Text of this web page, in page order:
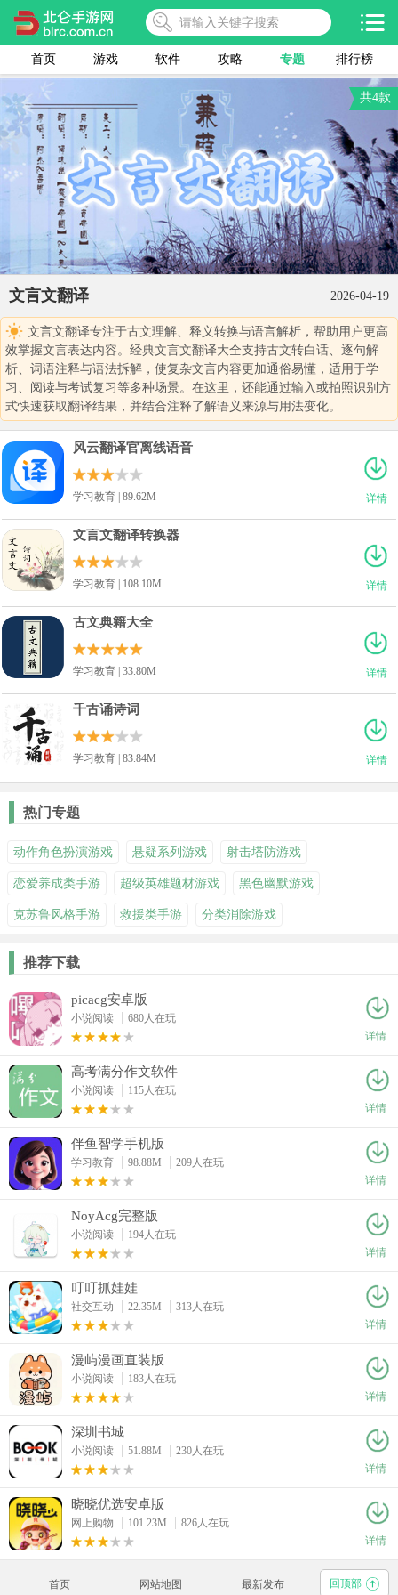
首页 游戏 软件 攻略 专题 排行榜
共4款
文言文翻译 2026-04-19
文言文翻译专注于古文理解、释义转换与语言解析，帮助用户更高
效掌握文言表达内容。经典文言文翻译大全支持古文转白话、逐句解
析、词语注释与语法拆解，使复杂文言内容更加通俗易懂，适用于学
习、阅读与考试复习等多种场景。在这里，还能通过输入或拍照识别方
式快速获取翻译结果，并结合注释了解语义来源与用法变化。
详情
风云翻译官离线语音
学习教育 | 89.62M
详情
文言文翻译转换器
学习教育 | 108.10M
详情
古文典籍大全
学习教育 | 33.80M
详情
千古诵诗词
学习教育 | 83.84M
热门专题
动作角色扮演游戏 悬疑系列游戏 射击塔防游戏
恋爱养成类手游 超级英雄题材游戏 黑色幽默游戏
克苏鲁风格手游 救援类手游 分类消除游戏
推荐下载
picacg安卓版
小说阅读
680人在玩
详情
高考满分作文软件
小说阅读
115人在玩
详情
伴鱼智学手机版
学习教育 98.88M
209人在玩
详情
NoyAcg完整版
小说阅读
194人在玩
详情
叮叮抓娃娃
社交互动 22.35M
313人在玩
详情
漫屿漫画直装版
小说阅读
183人在玩
详情
深圳书城
小说阅读 51.88M
230人在玩
详情
晓晓优选安卓版
网上购物 101.23M
826人在玩
详情
首页 网站地图 最新发布 回顶部